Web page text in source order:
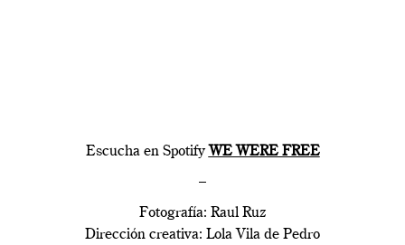
Escucha en Spotify WE WERE FREE
–
Fotografía: Raul Ruz
Dirección creativa: Lola Vila de Pedro